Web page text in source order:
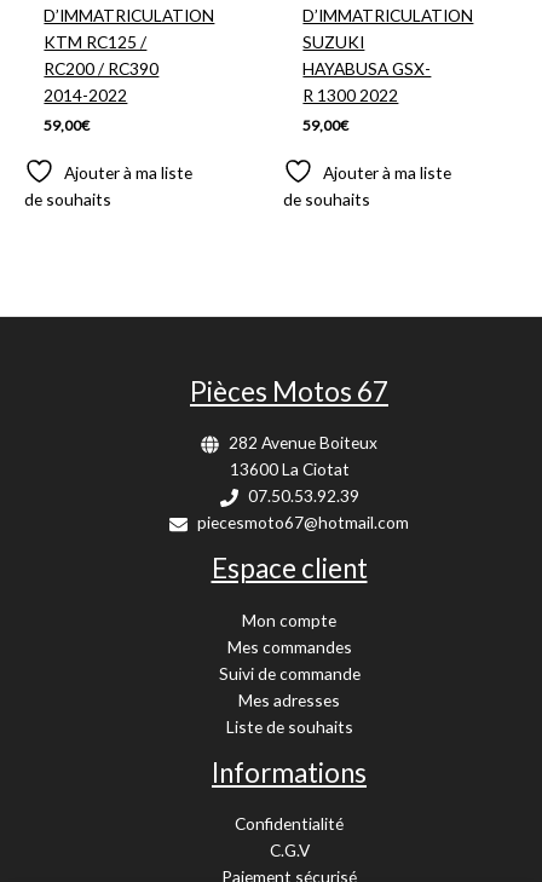
D’IMMATRICULATION
KTM RC125 /
RC200 / RC390
2014-2022
59,00€
Ajouter à ma liste
de souhaits
D’IMMATRICULATION
SUZUKI
HAYABUSA GSX-
R 1300 2022
59,00€
Ajouter à ma liste
de souhaits
Pièces Motos 67
282 Avenue Boiteux
13600 La Ciotat
07.50.53.92.39
piecesmoto67@hotmail.com
Espace client
Mon compte
Mes commandes
Suivi de commande
Mes adresses
Liste de souhaits
Informations
Confidentialité
C.G.V
Paiement sécurisé